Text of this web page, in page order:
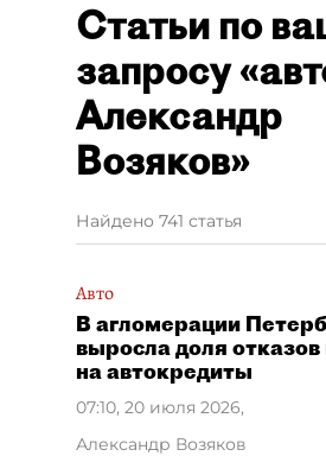
Статьи по
запросу
Александр
Возяков»
Найдено 741 статья
Авто
В агломерации
выросла доля
на автокредиты
07:10, 20 июля 2026,
Александр Возяков